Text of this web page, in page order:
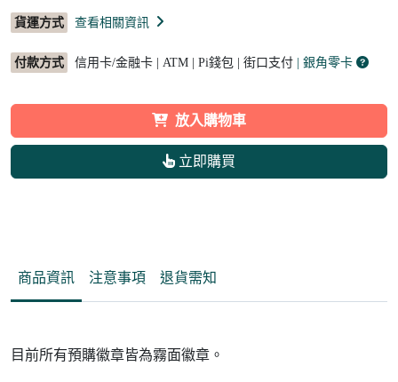
貨運方式 查看相關資訊
付款方式 信用卡/金融卡 | ATM | Pi錢包 | 街口支付 | 銀角零卡
放入購物車
立即購買
商品資訊 注意事項 退貨需知
目前所有預購徽章皆為霧面徽章。